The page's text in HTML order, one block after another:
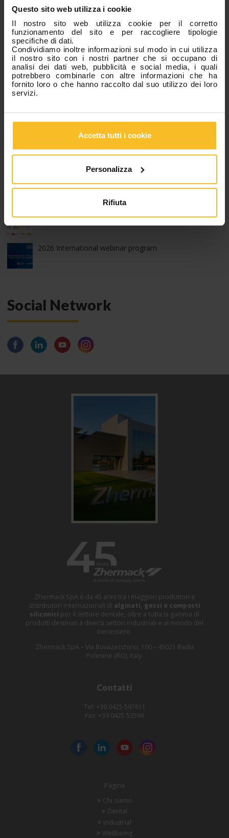
Questo sito web utilizza i cookie
Il nostro sito web utilizza cookie per il corretto
funzionamento del sito e per raccogliere tipologie
specifiche di dati.
Condividiamo inoltre informazioni sul modo in cui utilizza
il nostro sito con i nostri partner che si occupano di
analisi dei dati web, pubblicità e social media, i quali
potrebbero combinarle con altre informazioni che ha
fornito loro o che hanno raccolto dal suo utilizzo dei loro
servizi.
Accetta tutti i cookie
Personalizza
Rifiuta
Categorie
News Azienda
News Eventi
News Prodotti
Fiere, Congressi e Corsi
Articoli Popolari
Z-Experience, edizione 2026: grazie!
Run with Zhermack – 9^ edizione
2026 edition of Z-Experience
2026 International webinar program
Social Network
Zhermack SpA è da 45 anni tra i maggiori produttori e
distributori internazionali di alginati, gessi e composti
siliconici per il settore dentale, oltre a tutta la gamma di
prodotti destinati a diversi settori industriali e al mondo del
benessere.
Zhermack SpA – Via Bovazecchino, 100 – 45021 Badia
Polesine (RO), Italy.
Contatti
Tel: +39 0425 597611
Fax: +39 0425 53596
Pagine
Chi siamo
Dental
Industrial
Wellbeing